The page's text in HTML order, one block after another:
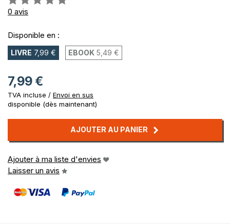
0%
0 avis
Disponible en :
LIVRE 7,99 € EBOOK 5,49 €
7,99 €
TVA incluse / Envoi en sus
disponible (dès maintenant)
AJOUTER AU PANIER
Ajouter à ma liste d'envies
Laisser un avis